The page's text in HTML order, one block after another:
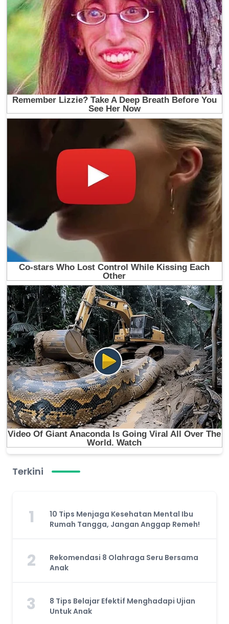
Terkini
1
10 Tips Menjaga Kesehatan Mental Ibu
Rumah Tangga, Jangan Anggap Remeh!
2
Rekomendasi 8 Olahraga Seru Bersama
Anak
3
8 Tips Belajar Efektif Menghadapi Ujian
Untuk Anak